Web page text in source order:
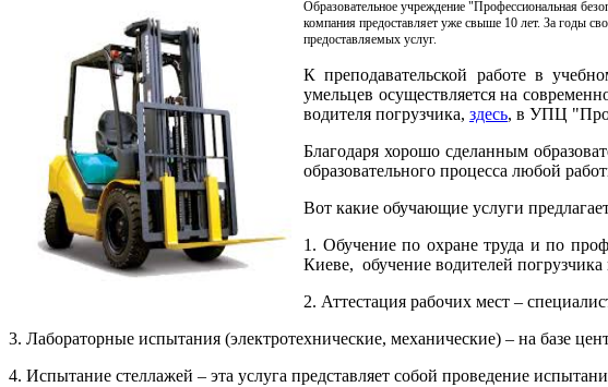
Образовательное учреждение "Профессиональная
компания предоставляет уже свыше 10 лет. За годы
предоставляемых услуг.
К преподавательской работе в
умельцев осуществляется на
водителя погрузчика, здесь, в УПЦ
Благодаря хорошо сделанным
образовательного процесса любой
Вот какие обучающие услуги
1. Обучение по охране труда и по
Киеве, обучение водителей
2. Аттестация рабочих мест –
3. Лабораторные испытания (электротехнические, механические) – на базе
4. Испытание стеллажей – эта услуга представляет собой проведение